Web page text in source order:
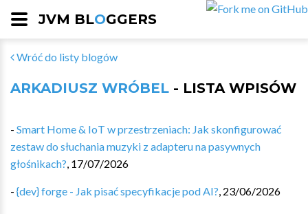
JVM BLOGGERS
Wróć do listy blogów
ARKADIUSZ WRÓBEL - LISTA WPISÓW
- Smart Home & IoT w przestrzeniach: Jak skonfigurować
zestaw do słuchania muzyki z adapteru na pasywnych
głośnikach?, 17/07/2026
- {dev} forge - Jak pisać specyfikacje pod AI?, 23/06/2026